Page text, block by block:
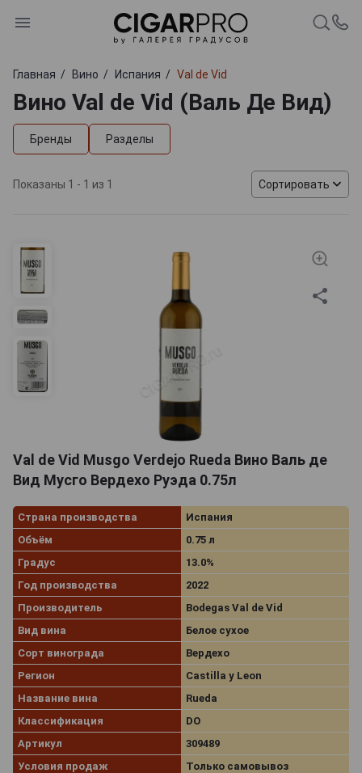
Главная Вино Испания Val de Vid
Вино Val de Vid (Валь Де Вид)
Бренды Разделы
Показаны 1 - 1 из 1 Сортировать
Val de Vid Musgo Verdejo Rueda Вино Валь де
Вид Мусго Вердехо Руэда 0.75л
Страна производства
Испания
Объём
0.75 л
Градус
13.0%
Год производства
2022
Производитель
Bodegas Val de Vid
Вид вина
Белое сухое
Сорт винограда
Вердехо
Регион
Castilla y Leon
Название вина
Rueda
Классификация
DO
Артикул
309489
Условия продаж
Только самовывоз